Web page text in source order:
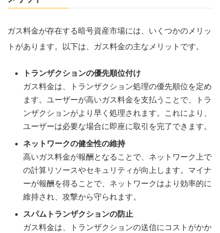
ガス料金が存在する暗号資産市場には、いくつかのメリッ
トがあります。以下は、ガス料金の主なメリットです。
トランザクションの優先順位付け
ガス料金は、トランザクション処理の優先順位を定め
ます。ユーザーが高いガス料金を支払うことで、トラ
ンザクションがより早く処理されます。これにより、
ユーザーは必要な場合に即座に取引を完了できます。
ネットワークの健全性の維持
高いガス料金が報酬となることで、ネットワーク上で
の計算リソースやセキュリティが向上します。マイナ
ーが報酬を得ることで、ネットワークはより効率的に
維持され、攻撃から守られます。
スパムトランザクションの防止
ガス料金は、トランザクションの送信にコストがかか